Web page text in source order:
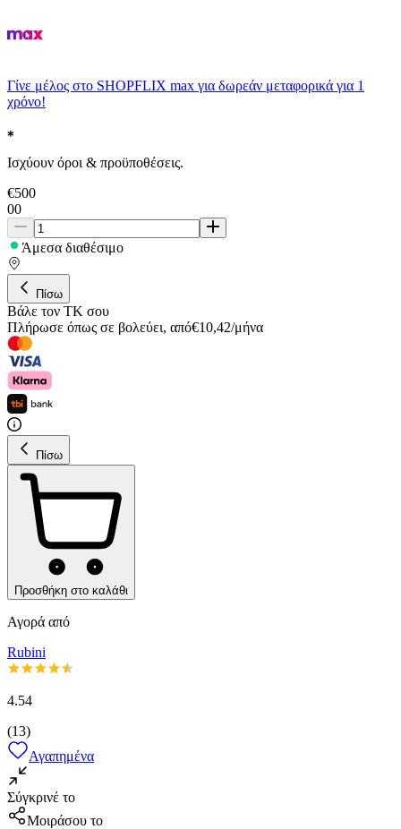
Γίνε μέλος στο SHOPFLIX max για δωρεάν μεταφορικά για 1
χρόνο!
Ισχύουν όροι & προϋποθέσεις.
€500
00
Άμεσα διαθέσιμο
Πίσω
Βάλε τον ΤΚ σου
Πλήρωσε όπως σε βολεύει, από€10,42/μήνα
Πίσω
Προσθήκη στο καλάθι
Αγορά από
Rubini
4.54
(13)
Αγαπημένα
Σύγκρινέ το
Μοιράσου το